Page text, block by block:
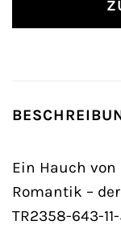
Ein Hauch
Romantik – der
TR2358-643-